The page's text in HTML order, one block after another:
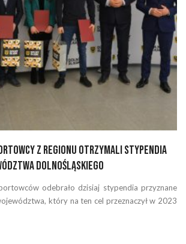
z regionu otrzymali stypendia
Dolnośląskiego
odebrało dzisiaj stypendia przyznane
który na ten cel przeznaczył w 2023